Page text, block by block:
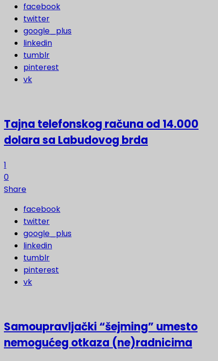
facebook
twitter
google_plus
linkedin
tumblr
pinterest
vk
Tajna telefonskog računa od 14.000
dolara sa Labudovog brda
1
0
Share
facebook
twitter
google_plus
linkedin
tumblr
pinterest
vk
Samoupravljački “šejming” umesto
nemogućeg otkaza (ne)radnicima